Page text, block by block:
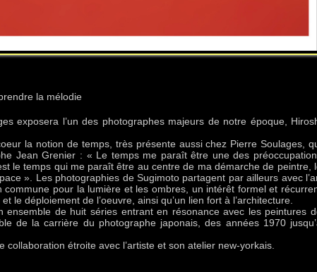
la mélodie
exposera l’un des photographes majeurs de notre époque,
la notion de temps, très présente aussi chez Pierre Soulages,
Jean Grenier : « Le temps me paraît être une des
le temps qui me paraît être au centre de ma démarche de peintre,
». Les photographies de Sugimoto partagent par ailleurs avec
commune pour la lumière et les ombres, un intérêt formel et
le déploiement de l’oeuvre, ainsi qu’un lien fort à l’architecture.
ensemble de huit séries entrant en résonance avec les peintures
de la carrière du photographe japonais, des années 1970
collaboration étroite avec l’artiste et son atelier new-yorkais.